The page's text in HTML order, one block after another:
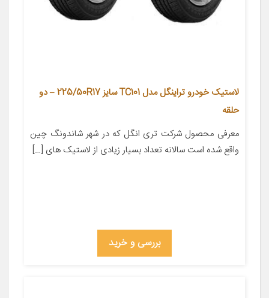
لاستیک خودرو تراینگل مدل TC101 سایز 225/50R17 – دو
حلقه
معرفی محصول شرکت تری انگل که در شهر شاندونگ چین
واقع شده است سالانه تعداد بسیار زیادی از لاستیک های […]
بررسی و خرید